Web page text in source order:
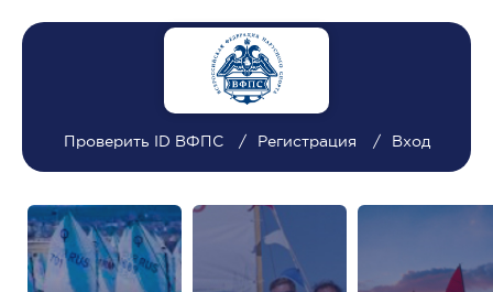
Проверить ID ВФПС Регистрация Вход